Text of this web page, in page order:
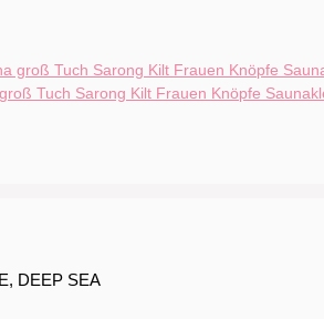
Tuch Sarong Kilt Frauen Knöpfe
DEEP SEA